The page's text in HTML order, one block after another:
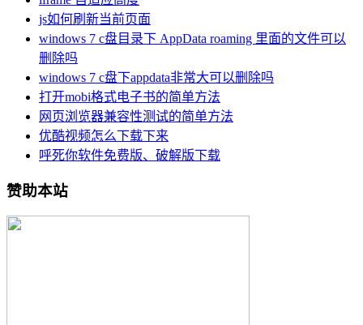
js如何刷新当前页面
windows 7 c盘目录下 AppData roaming 里面的文件可以
删除吗
windows 7 c盘下appdata非常大可以删除吗
打开mobi格式电子书的简单方法
网页浏览器兼容性测试的简单方法
优酷视频怎么下载下来
呼死你软件免费版、破解版下载
赞助本站